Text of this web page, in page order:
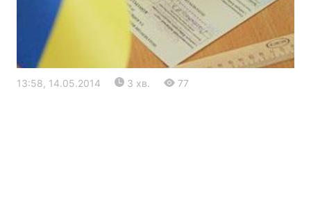
13:58, 14.05.2014 3 хв. 77